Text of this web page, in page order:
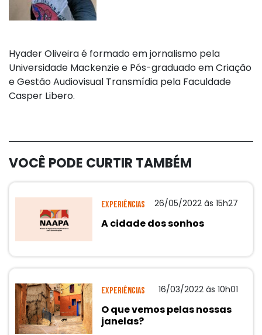
Hyader Oliveira é formado em jornalismo pela
Universidade Mackenzie e Pós-graduado em Criação
e Gestão Audiovisual Transmídia pela Faculdade
Casper Libero.
VOCÊ PODE CURTIR TAMBÉM
Experiências 26/05/2022 às 15h27
A cidade dos sonhos
Experiências 16/03/2022 às 10h01
O que vemos pelas nossas
janelas?